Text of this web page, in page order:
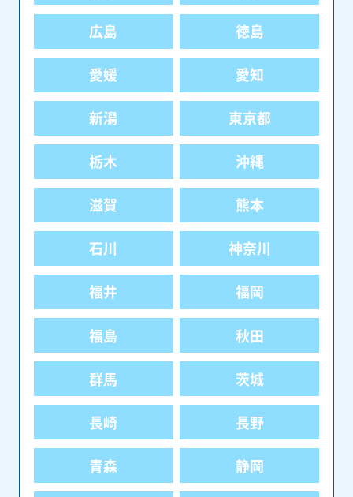
広島 徳島
愛媛 愛知
新潟 東京都
栃木 沖縄
滋賀 熊本
石川 神奈川
福井 福岡
福島 秋田
群馬 茨城
長崎 長野
青森 静岡